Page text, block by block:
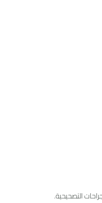
التصحيحية.